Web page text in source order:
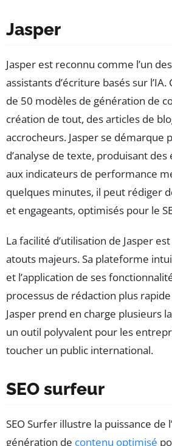
Jasper
Jasper est reconnu comme l’un
assistants d’écriture basés sur
de 50 modèles de génération de
création de tout, des articles de
accrocheurs. Jasper se démarque
d’analyse de texte, produisant
aux indicateurs de performance
quelques minutes, il peut rédiger
et engageants, optimisés pour le
La facilité d’utilisation de Jasper
atouts majeurs. Sa plateforme
et l’application de ses
processus de rédaction plus
Jasper prend en charge plusieurs
un outil polyvalent pour les
toucher un public international.
SEO surfeur
SEO Surfer illustre la puissance de
génération de contenu optimisé